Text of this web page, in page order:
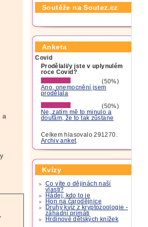
a
Soutěže na Soutez.cz
Anketa
Covid
Prodělali/y jste v uplynulém
roce Covid?
(50%)
Ano, onemocnění jsem
prodělala
(50%)
Ne, zatím mě to minulo a
doufám, že to tak zůstane
Celkem hlasovalo 291270.
Archiv anket.
Kvízy
Co víte o dějinách naší
vlasti?
Hádej, kdo to je
Hon na čarodějnice
Druhý kvíz z kryptozoologie -
záhadní primáti
Hrdinové dětských knížek